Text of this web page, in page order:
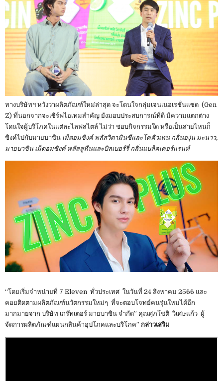
ทางบริษัทฯ หวังว่าผลิตภัณฑ์ใหม่ล่าสุด จะโดนใจกลุ่มเจนเนอเรชั่นแซด (Gen
Z) ที่นอกจากจะเซิร์ฟไอเทมสำคัญ ยังมอบประสบการณ์ที่ดี มีความแตกต่าง
โดนใจผู้บริโภคในแต่ละไลฟสไตล์ ไม่ว่า ชอบกิจกรรมใด หรือเป็นสายไหนก็
ซิงค์ไปกับมายบาซิน เม็ดอมซิงค์ พลัสวิตามินซีและโคคิวเทน กลิ่นองุ่น มะนาว,
มายบาซิน เม็ดอมซิงค์ พลัสลูทีนและบิลเบอร์รี่ กลิ่นแบล็คเคอร์แรนท์
“โดยเริ่มจำหน่ายที่ 7 Eleven ทั่วประเทศ ในวันที่ 24 สิงหาคม 2566 และ
คอยติดตามผลิตภัณฑ์นวัตกรรมใหม่ๆ ที่จะตอบโจทย์คนรุ่นใหม่ได้อีก
มากมายจาก บริษัท เกร๊ทเตอร์ มายบาซิน จำกัด” คุณศุภโชติ วิเศษแก้ว ผู้
จัดการผลิตภัณฑ์แผนกสินค้าอุปโภคและบริโภค” กล่าวเสริม